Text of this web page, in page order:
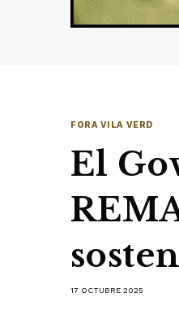
FORA VILA VERD
El
17 OCTUBRE 2025